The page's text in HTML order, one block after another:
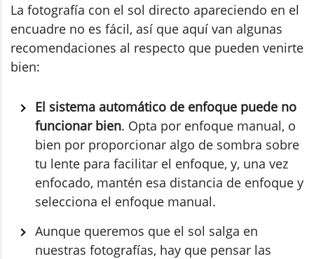
La fotografía con el sol directo apareciendo en el
encuadre no es fácil, así que aquí van algunas
recomendaciones al respecto que pueden venirte
bien:
El sistema automático de enfoque puede no
funcionar bien. Opta por enfoque manual, o
bien por proporcionar algo de sombra sobre
tu lente para facilitar el enfoque, y, una vez
enfocado, mantén esa distancia de enfoque y
selecciona el enfoque manual.
Aunque queremos que el sol salga en
nuestras fotografías, hay que pensar las